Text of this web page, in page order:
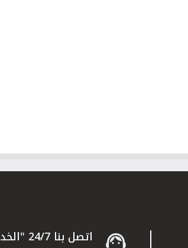
اتصل بنا 24/7 "الخدمة الهاتفية" 1803333